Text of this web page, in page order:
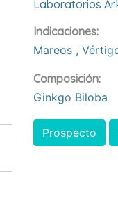
Laboratorios
Indicaciones:
Mareos ,
Composición:
Ginkgo Biloba
Prospecto